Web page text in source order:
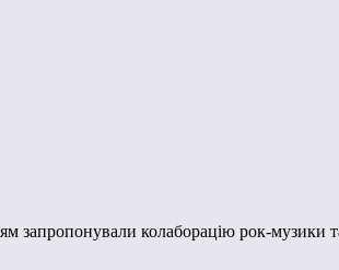
запропонували колаборацію рок-музики